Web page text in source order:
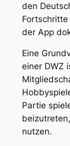
den
der App
Eine
einer DWZ
Partie
nutzen.